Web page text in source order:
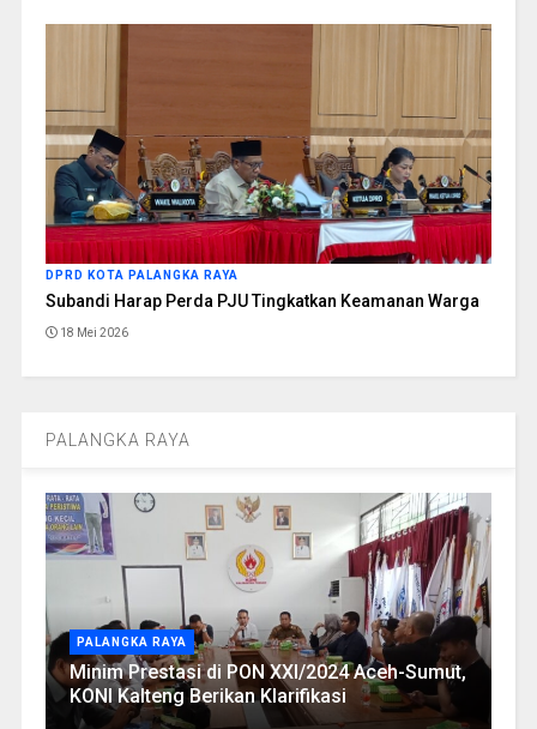
DPRD KOTA PALANGKA RAYA
Subandi Harap Perda PJU Tingkatkan Keamanan Warga
18 Mei 2026
PALANGKA RAYA
PALANGKA RAYA
Minim Prestasi di PON XXI/2024 Aceh-Sumut,
KONI Kalteng Berikan Klarifikasi